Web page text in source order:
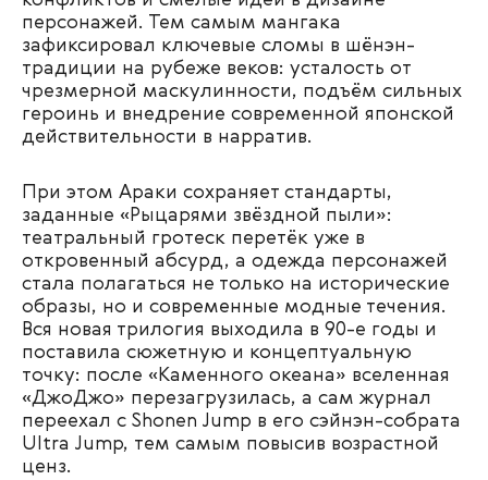
персонажей. Тем самым мангака
зафиксировал ключевые сломы в шёнэн-
традиции на рубеже веков: усталость от
чрезмерной маскулинности, подъём сильных
героинь и внедрение современной японской
действительности в нарратив.
При этом Араки сохраняет стандарты,
заданные «Рыцарями звёздной пыли»:
театральный гротеск перетёк уже в
откровенный абсурд, а одежда персонажей
стала полагаться не только на исторические
образы, но и современные модные течения.
Вся новая трилогия выходила в 90-е годы и
поставила сюжетную и концептуальную
точку: после «Каменного океана» вселенная
«ДжоДжо» перезагрузилась, а сам журнал
переехал с Shonen Jump в его сэйнэн-собрата
Ultra Jump, тем самым повысив возрастной
ценз.